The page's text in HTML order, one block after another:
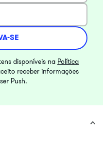
SE
disponíveis na Política
receber informações
Push.